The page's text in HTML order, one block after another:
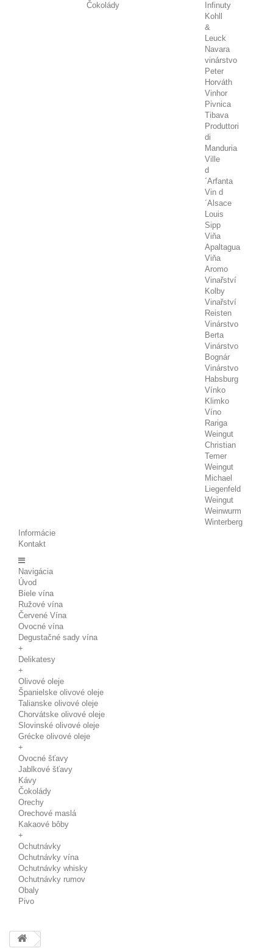
Čokolády
Infinuty
Kohll
&
Leuck
Navara
vinárstvo
Peter
Horváth
Vinhor
Pivnica
Tibava
Produttori
di
Manduria
Ville
d
´Arfanta
Vin d
´Alsace
Louis
Sipp
Viňa
Apaltagua
Viňa
Aromo
Vinařství
Kolby
Vinařství
Reisten
Vinárstvo
Berta
Vinárstvo
Bognár
Vinárstvo
Habsburg
Vínko
Klimko
Víno
Rariga
Weingut
Christian
Temer
Weingut
Michael
Liegenfeld
Weingut
Weinwurm
Winterberg
Informácie
Kontakt
Navigácia
Úvod
Biele vína
Ružové vína
Červené Vína
Ovocné vína
Degustačné sady vína
+
Delikatesy
+
Olivové oleje
Španielske olivové oleje
Talianske olivové oleje
Chorvátske olivové oleje
Slovinské olivové oleje
Grécke olivové oleje
+
Ovocné šťavy
Jablkové šťavy
Kávy
Čokolády
Orechy
Orechové maslá
Kakaové bôby
+
Ochutnávky
Ochutnávky vína
Ochutnávky whisky
Ochutnávky rumov
Obaly
Pivo